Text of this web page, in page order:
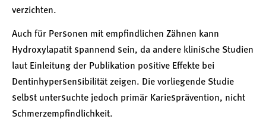
verzichten.
Auch für Personen mit empfindlichen Zähnen kann
Hydroxylapatit spannend sein, da andere klinische Studien
laut Einleitung der Publikation positive Effekte bei
Dentinhypersensibilität zeigen. Die vorliegende Studie
selbst untersuchte jedoch primär Kariesprävention, nicht
Schmerzempfindlichkeit.